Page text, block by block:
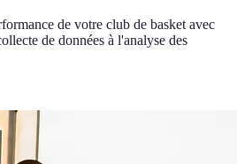
de votre club de basket avec
de données à l'analyse des